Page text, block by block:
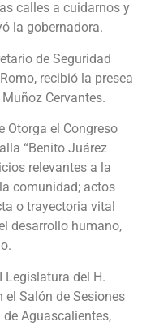
calles a cuidarnos y
la gobernadora.
de Seguridad
recibió la presea
Cervantes.
Otorga el Congreso
“Benito Juárez
relevantes a la
comunidad; actos
o trayectoria vital
desarrollo humano,
Legislatura del H.
el Salón de Sesiones
Aguascalientes,